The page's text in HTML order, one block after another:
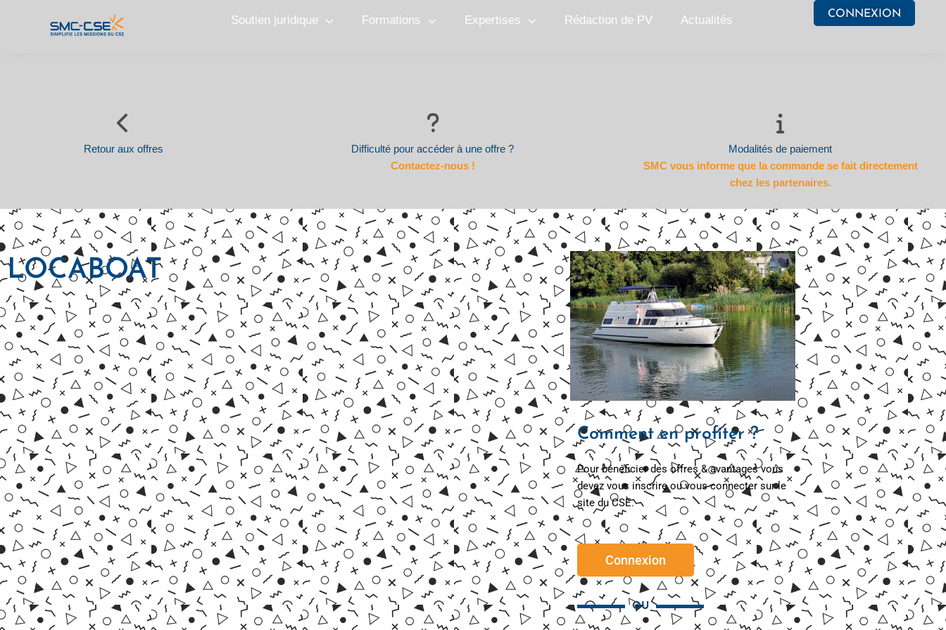
Soutien juridique Formations Expertises Rédaction de PV Actualités CONNEXION
Retour aux offres
Difficulté pour accéder à une offre ?
Contactez-nous !
Modalités de paiement
SMC vous informe que la commande se fait directement
chez les partenaires.
LOCABOAT
Comment en profiter ?
Pour bénéficier des offres & avantages vous
devez vous inscrire ou vous connecter sur le
site du CSE.
Connexion
OU